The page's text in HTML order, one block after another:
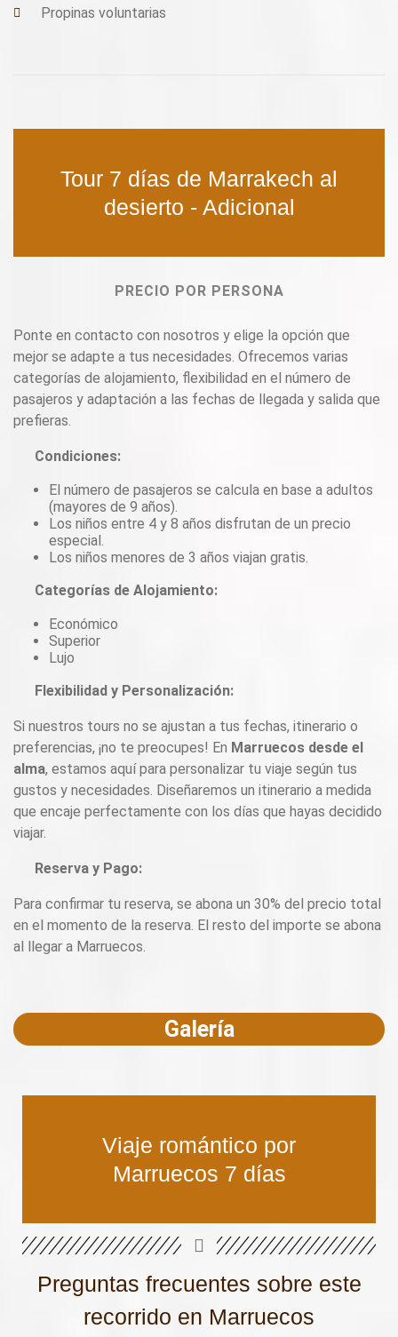
Propinas voluntarias
Tour 7 días de Marrakech al
desierto - Adicional
PRECIO POR PERSONA
Ponte en contacto con nosotros y elige la opción que
mejor se adapte a tus necesidades. Ofrecemos varias
categorías de alojamiento, flexibilidad en el número de
pasajeros y adaptación a las fechas de llegada y salida que
prefieras.
Condiciones:
El número de pasajeros se calcula en base a adultos
(mayores de 9 años).
Los niños entre 4 y 8 años disfrutan de un precio
especial.
Los niños menores de 3 años viajan gratis.
Categorías de Alojamiento:
Económico
Superior
Lujo
Flexibilidad y Personalización:
Si nuestros tours no se ajustan a tus fechas, itinerario o
preferencias, ¡no te preocupes! En Marruecos desde el
alma, estamos aquí para personalizar tu viaje según tus
gustos y necesidades. Diseñaremos un itinerario a medida
que encaje perfectamente con los días que hayas decidido
viajar.
Reserva y Pago:
Para confirmar tu reserva, se abona un 30% del precio total
en el momento de la reserva. El resto del importe se abona
al llegar a Marruecos.
Galería
Viaje romántico por
Marruecos 7 días
Preguntas frecuentes sobre este
recorrido en Marruecos